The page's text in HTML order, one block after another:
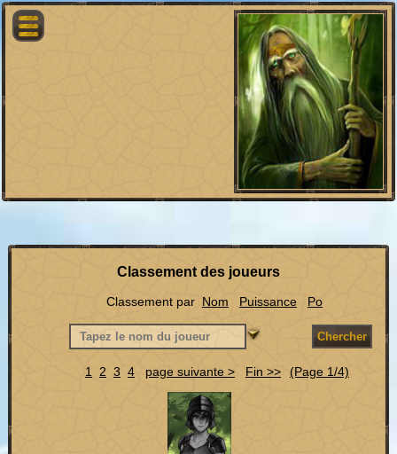
Classement des joueurs
Classement par Nom Puissance Po
Chercher
1 2 3 4 page suivante > Fin >> (Page 1/4)